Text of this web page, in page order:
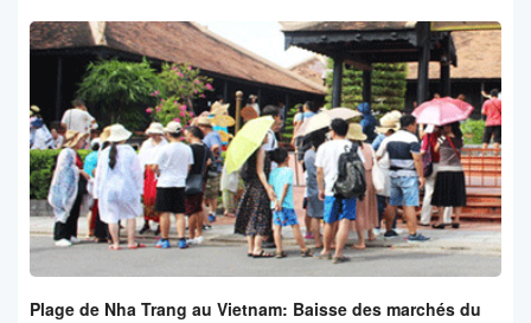
Plage de Nha Trang au Vietnam: Baisse des marchés du